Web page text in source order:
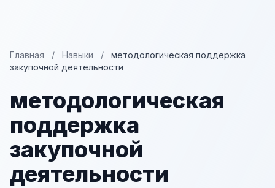
Главная / Навыки /
методологическая поддержка
закупочной деятельности
методологическая
поддержка
закупочной
деятельности